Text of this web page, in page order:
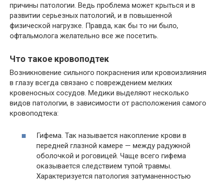
причины патологии. Ведь проблема может крыться и в
развитии серьезных патологий, и в повышенной
физической нагрузке. Правда, как бы то ни было,
офтальмолога желательно все же посетить.
Что такое кровоподтек
Возникновение сильного покраснения или кровоизлияния
в глазу всегда связано с повреждением мелких
кровеносных сосудов. Медики выделяют несколько
видов патологии, в зависимости от расположения самого
кровоподтека:
Гифема. Так называется накопление крови в
передней глазной камере — между радужной
оболочкой и роговицей. Чаще всего гифема
оказывается следствием тупой травмы.
Характеризуется патология затуманенностью